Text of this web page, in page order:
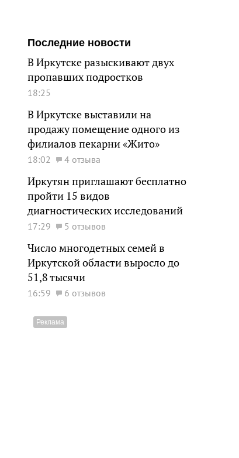
Последние новости
В Иркутске разыскивают двух
пропавших подростков
18:25
В Иркутске выставили на
продажу помещение одного из
филиалов пекарни «Жито»
18:02 4 отзыва
Иркутян приглашают бесплатно
пройти 15 видов
диагностических исследований
17:29 5 отзывов
Число многодетных семей в
Иркутской области выросло до
51,8 тысячи
16:59 6 отзывов